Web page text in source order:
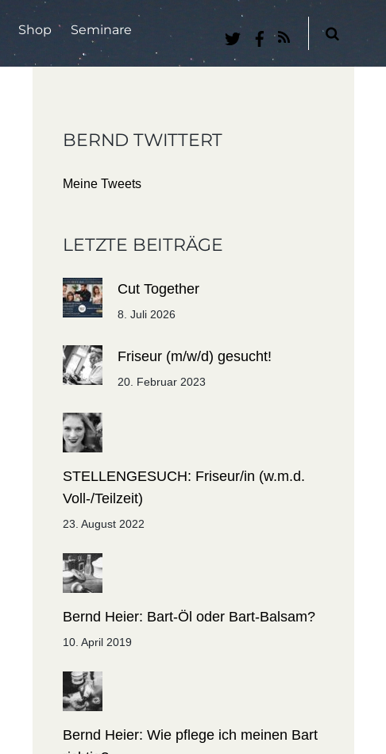
RSS
Shop Seminare
BERND TWITTERT
Meine Tweets
LETZTE BEITRÄGE
Cut Together
8. Juli 2026
Friseur (m/w/d) gesucht!
20. Februar 2023
STELLENGESUCH: Friseur/in (w.m.d.
Voll-/Teilzeit)
23. August 2022
Bernd Heier: Bart-Öl oder Bart-Balsam?
10. April 2019
Bernd Heier: Wie pflege ich meinen Bart